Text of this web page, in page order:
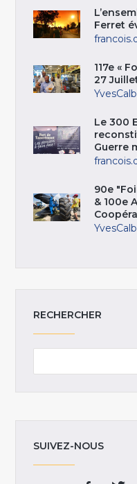
Ferret
117e «
27
Le 300
Guerre
90e
& 100e
RECHERCHER
SUIVEZ-NOUS